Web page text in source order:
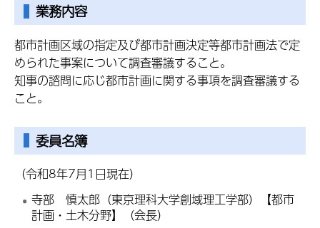
業務内容
都市計画区域の指定及び都市計画決定等都市計画法で定
められた事案について調査審議すること。
知事の諮問に応じ都市計画に関する事項を調査審議する
こと。
委員名簿
（令和8年7月1日現在）
寺部 慎太郎（東京理科大学創域理工学部）【都市
計画・土木分野】（会長）